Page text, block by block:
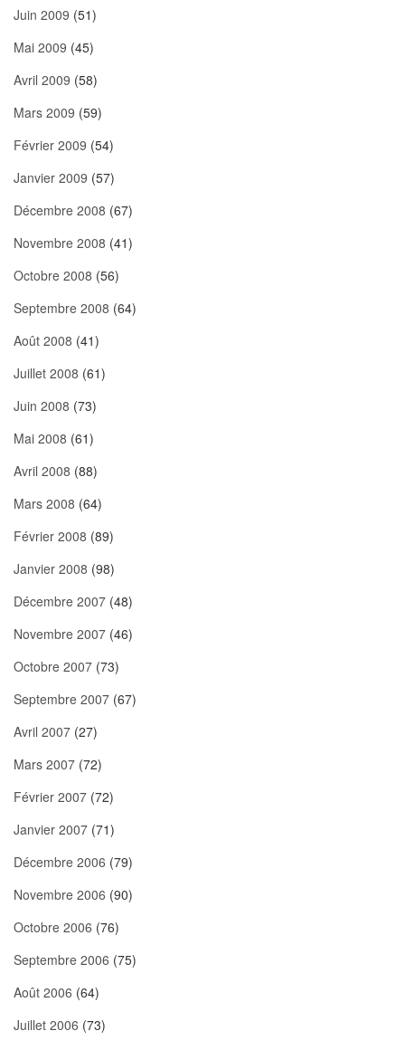
Juin 2009 (51)
Mai 2009 (45)
Avril 2009 (58)
Mars 2009 (59)
Février 2009 (54)
Janvier 2009 (57)
Décembre 2008 (67)
Novembre 2008 (41)
Octobre 2008 (56)
Septembre 2008 (64)
Août 2008 (41)
Juillet 2008 (61)
Juin 2008 (73)
Mai 2008 (61)
Avril 2008 (88)
Mars 2008 (64)
Février 2008 (89)
Janvier 2008 (98)
Décembre 2007 (48)
Novembre 2007 (46)
Octobre 2007 (73)
Septembre 2007 (67)
Avril 2007 (27)
Mars 2007 (72)
Février 2007 (72)
Janvier 2007 (71)
Décembre 2006 (79)
Novembre 2006 (90)
Octobre 2006 (76)
Septembre 2006 (75)
Août 2006 (64)
Juillet 2006 (73)